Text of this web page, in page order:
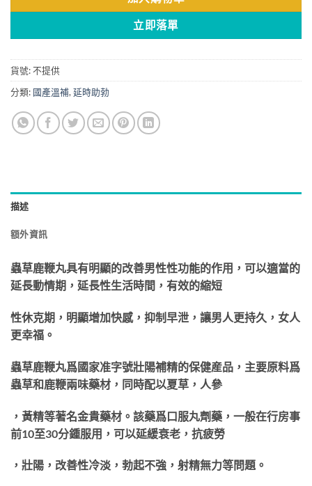
立即落單
貨號:不提供
分類: 國產溫補,延時助勃
描述
額外資訊
蟲草鹿鞭丸具有明顯的改善男性性功能的作用，可以適當的
延長動情期，延長性生活時間，有效的縮短
性休克期，明顯增加快感，抑制早泄，讓男人更持久，女人
更幸福。
蟲草鹿鞭丸爲國家准字號壯陽補精的保健産品，主要原料爲
蟲草和鹿鞭兩味藥材，同時配以夏草，人參
，黃精等著名金貴藥材。該藥爲口服丸劑藥，一般在行房事
前10至30分鍾服用，可以延緩衰老，抗疲勞
，壯陽，改善性冷淡，勃起不強，射精無力等問題。